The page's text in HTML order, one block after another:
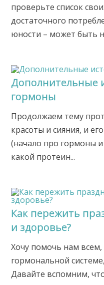
проверьте список
достаточного
юности – может быть
Дополнительные
гормоны
Продолжаем тему
красоты и сияния, и
(начало про гормоны
какой протеин...
Как пережить
и здоровье?
Хочу помочь нам
гормональной
Давайте вспомним,